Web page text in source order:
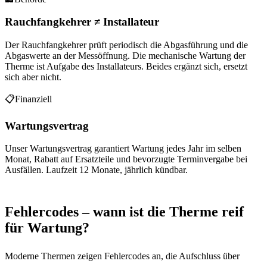
Rauchfangkehrer ≠ Installateur
Der Rauchfangkehrer prüft periodisch die Abgasführung und die
Abgaswerte an der Messöffnung. Die mechanische Wartung der
Therme ist Aufgabe des Installateurs. Beides ergänzt sich, ersetzt
sich aber nicht.
📋Finanziell
Wartungsvertrag
Unser Wartungsvertrag garantiert Wartung jedes Jahr im selben
Monat, Rabatt auf Ersatzteile und bevorzugte Terminvergabe bei
Ausfällen. Laufzeit 12 Monate, jährlich kündbar.
Fehlercodes – wann ist die Therme reif
für Wartung?
Moderne Thermen zeigen Fehlercodes an, die Aufschluss über